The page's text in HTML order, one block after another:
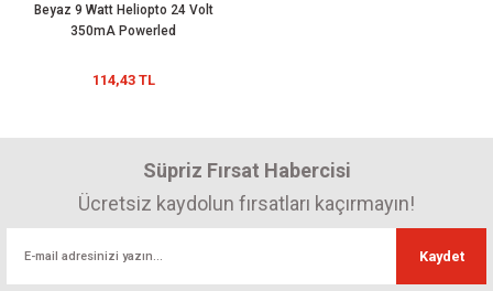
Beyaz 9 Watt Heliopto 24 Volt
350mA Powerled
114,43 TL
Süpriz Fırsat Habercisi
Ücretsiz kaydolun fırsatları kaçırmayın!
Kaydet